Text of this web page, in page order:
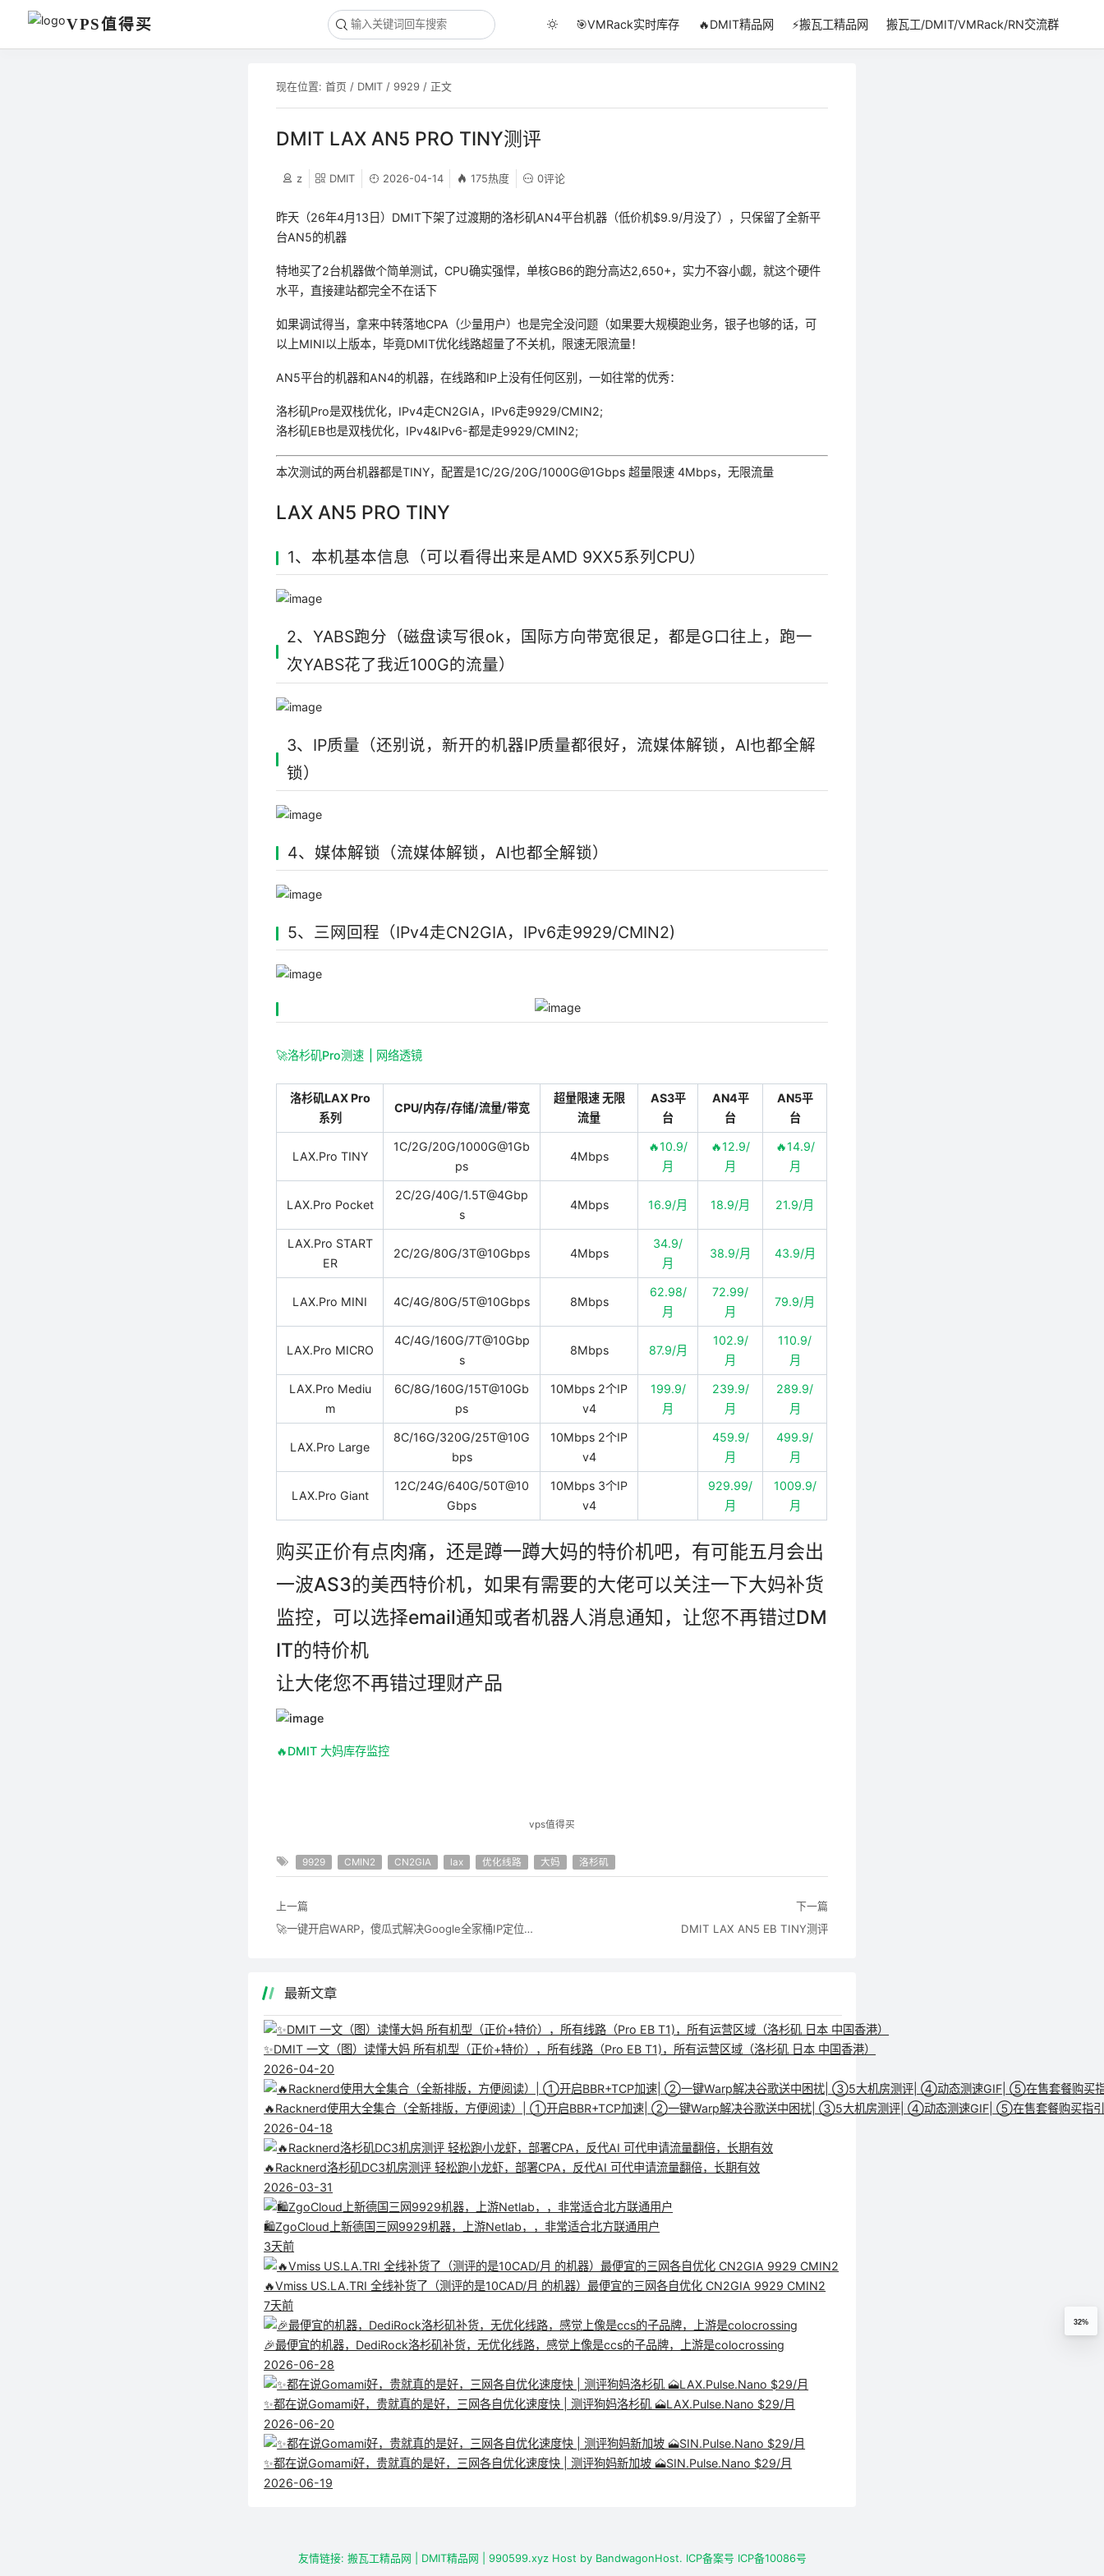
VPS值得买 🎯VMRack实时库存 🔥DMIT精品网 ⚡搬瓦工精品网 搬瓦工/DMIT/VMRack/RN交流群
现在位置:首页 / DMIT / 9929 / 正文
DMIT LAX AN5 PRO TINY测评
z DMIT 2026-04-14 175热度 0评论
昨天（26年4月13日）DMIT下架了过渡期的洛杉矶AN4平台机器（低价机$9.9/月没了），只保留了全新平
台AN5的机器
特地买了2台机器做个简单测试，CPU确实强悍，单核GB6的跑分高达2,650+，实力不容小觑，就这个硬件
水平，直接建站都完全不在话下
如果调试得当，拿来中转落地CPA（少量用户）也是完全没问题（如果要大规模跑业务，银子也够的话，可
以上MINI以上版本，毕竟DMIT优化线路超量了不关机，限速无限流量！
AN5平台的机器和AN4的机器，在线路和IP上没有任何区别，一如往常的优秀：
洛杉矶Pro是双栈优化，IPv4走CN2GIA，IPv6走9929/CMIN2;
洛杉矶EB也是双栈优化，IPv4&IPv6-都是走9929/CMIN2;
本次测试的两台机器都是TINY，配置是1C/2G/20G/1000G@1Gbps 超量限速 4Mbps，无限流量
LAX AN5 PRO TINY
1、本机基本信息（可以看得出来是AMD 9XX5系列CPU）
2、YABS跑分（磁盘读写很ok，国际方向带宽很足，都是G口往上，跑一
次YABS花了我近100G的流量）
3、IP质量（还别说，新开的机器IP质量都很好，流媒体解锁，AI也都全解
锁）
4、媒体解锁（流媒体解锁，AI也都全解锁）
5、三网回程（IPv4走CN2GIA，IPv6走9929/CMIN2)
🚀洛杉矶Pro测速 | 网络透镜
洛杉矶LAX Pro
系列
CPU/内存/存储/流量/带宽
超量限速 无限
流量
AS3平
台
AN4平
台
AN5平
台
LAX.Pro TINY
1C/2G/20G/1000G@1Gb
ps
4Mbps
🔥10.9/
月
🔥12.9/
月
🔥14.9/
月
LAX.Pro Pocket
2C/2G/40G/1.5T@4Gbp
s
4Mbps 16.9/月 18.9/月 21.9/月
LAX.Pro START
ER
2C/2G/80G/3T@10Gbps 4Mbps
34.9/
月
38.9/月 43.9/月
LAX.Pro MINI 4C/4G/80G/5T@10Gbps 8Mbps
62.98/
月
72.99/
月
79.9/月
LAX.Pro MICRO
4C/4G/160G/7T@10Gbp
s
8Mbps 87.9/月
102.9/
月
110.9/
月
LAX.Pro Mediu
m
6C/8G/160G/15T@10Gb
ps
10Mbps 2个IP
v4
199.9/
月
239.9/
月
289.9/
月
LAX.Pro Large
8C/16G/320G/25T@10G
bps
10Mbps 2个IP
v4
459.9/
月
499.9/
月
LAX.Pro Giant
12C/24G/640G/50T@10
Gbps
10Mbps 3个IP
v4
929.99/
月
1009.9/
月
购买正价有点肉痛，还是蹲一蹲大妈的特价机吧，有可能五月会出
一波AS3的美西特价机，如果有需要的大佬可以关注一下大妈补货
监控，可以选择email通知或者机器人消息通知，让您不再错过DM
IT的特价机
让大佬您不再错过理财产品
🔥DMIT 大妈库存监控
vps值得买
9929 CMIN2 CN2GIA lax 优化线路 大妈 洛杉矶
上一篇
🚀一键开启WARP，傻瓜式解决Google全家桶IP定位中国问题(含Gemini)
下一篇
DMIT LAX AN5 EB TINY测评
最新文章
✨DMIT 一文（图）读懂大妈 所有机型（正价+特价），所有线路（Pro EB T1)，所有运营区域（洛杉矶 日本 中国香港）
2026-04-20
🔥Racknerd使用大全集合（全新排版，方便阅读）| ①开启BBR+TCP加速| ②一键Warp解决谷歌送中困扰| ③5大机房测评| ④动态测速GIF| ⑤在售套餐购买指引
2026-04-18
🔥Racknerd洛杉矶DC3机房测评 轻松跑小龙虾，部署CPA，反代AI 可代申请流量翻倍，长期有效
2026-03-31
🛍️ZgoCloud上新德国三网9929机器，上游Netlab，，非常适合北方联通用户
3天前
🔥Vmiss US.LA.TRI 全线补货了（测评的是10CAD/月 的机器）最便宜的三网各自优化 CN2GIA 9929 CMIN2
7天前
🎉最便宜的机器，DediRock洛杉矶补货，无优化线路，感觉上像是ccs的子品牌，上游是colocrossing
2026-06-28
✨都在说Gomami好，贵就真的是好，三网各自优化速度快 | 测评狗妈洛杉矶 🗻LAX.Pulse.Nano $29/月
2026-06-20
✨都在说Gomami好，贵就真的是好，三网各自优化速度快 | 测评狗妈新加坡 🗻SIN.Pulse.Nano $29/月
2026-06-19
32%
友情链接: 搬瓦工精品网 | DMIT精品网 | 990599.xyzHost by BandwagonHost. ICP备案号 ICP备10086号